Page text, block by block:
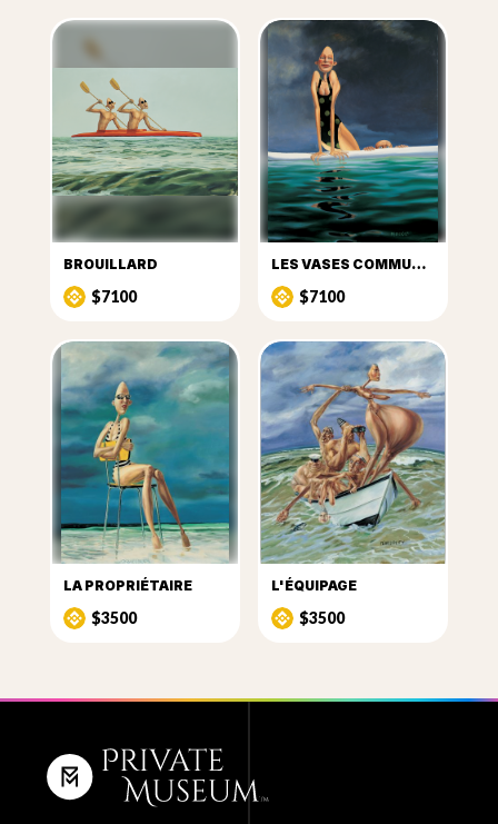
BROUILLARD
$7100
LES VASES COMMUNICANTS
$7100
LA PROPRIÉTAIRE
$3500
L'ÉQUIPAGE
$3500